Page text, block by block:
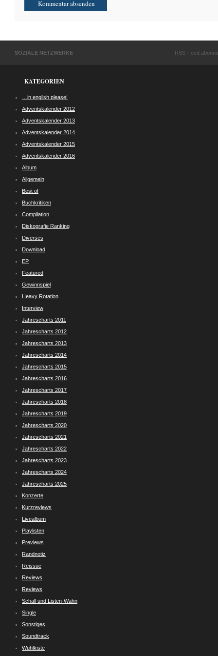
SOZIALE NETZWERKE RSS-Feed
KATEGORIEN
…in english please!
Adventskalender 2012
Adventskalender 2013
Adventskalender 2014
Adventskalender 2015
Adventskalender 2016
Album
Allgemein
Best of
Buchkritiken
Compilation
Diskografie Ranking
Diverses
Download
EP
Featured
Gewinnspiel
Heavy Rotation
Interview
Jahrescharts 2011
Jahrescharts 2012
Jahrescharts 2013
Jahrescharts 2014
Jahrescharts 2015
Jahrescharts 2016
Jahrescharts 2017
Jahrescharts 2018
Jahrescharts 2019
Jahrescharts 2020
Jahrescharts 2021
Jahrescharts 2022
Jahrescharts 2023
Jahrescharts 2024
Jahrescharts 2025
Konzerte
Kurzreviews
Livealbum
Playlisten
Previews
Randnotiz
Reissue
Reviews
Reviews
Schall und Listen-Wahn
Single
Sonstiges
Soundtrack
Wühlkiste